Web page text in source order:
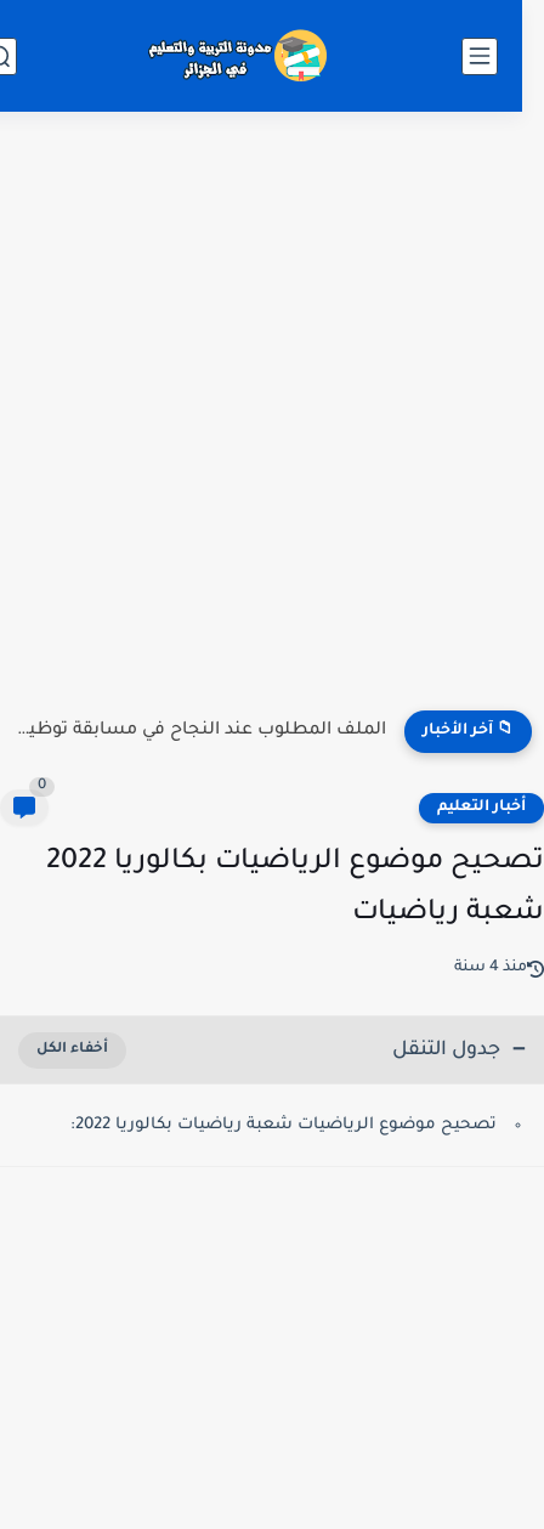
📁 آخر الأخبار منصة توظيف الأساتذة .. الآن إعلان النتائج جميع الولات 2026...
التعليم
تصحيح موضوع الرياضيات بكالوريا 2022
رياضيات
4 سنة
جدول التنقل
تصحيح موضوع الرياضيات شعبة رياضيات بكالوريا 2022: